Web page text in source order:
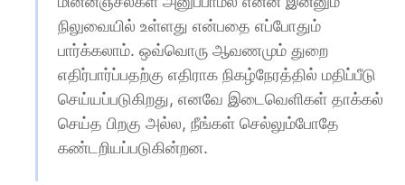
நிலுவையில் உள்ளது என்பதை எப்போதும்
பார்க்கலாம். ஒவ்வொரு ஆவணமும் துறை
எதிர்பார்ப்பதற்கு எதிராக நிகழ்நேரத்தில் மதிப்பீடு
செய்யப்படுகிறது, எனவே இடைவெளிகள் தாக்கல்
செய்த பிறகு அல்ல, நீங்கள் செல்லும்போதே
கண்டறியப்படுகின்றன.